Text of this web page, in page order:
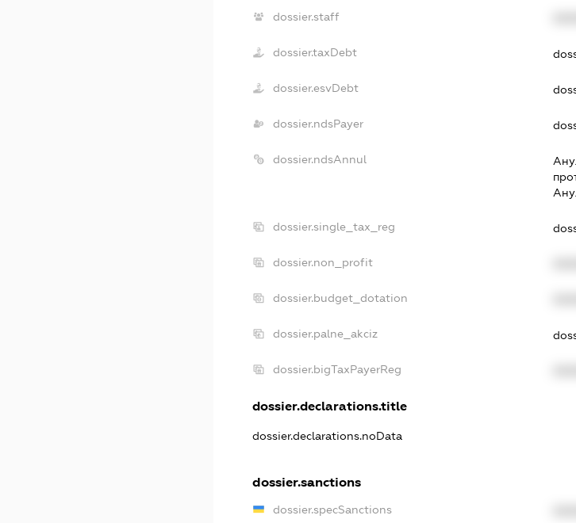
dossier.staff
dossier.taxDebt
dossier.esvDebt
dossier.ndsPayer
dossier.ndsAnnul
dossier.single_tax_reg
dossier.non_profit
dossier.budget_dotation
dossier.palne_akciz
dossier.bigTaxPayerReg
dossier.declarations.title
dossier.declarations.noData
dossier.sanctions
dossier.specSanctions